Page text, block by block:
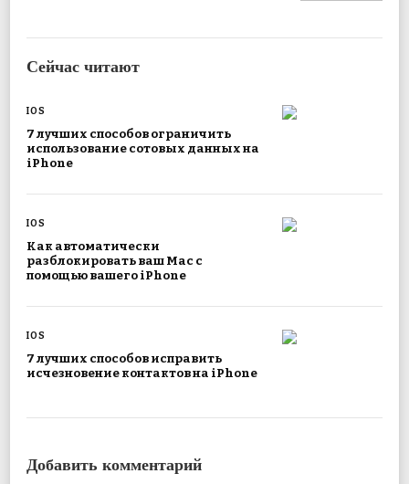
Сейчас читают
IOS
7 лучших способов ограничить
использование сотовых данных на
iPhone
IOS
Как автоматически
разблокировать ваш Mac с
помощью вашего iPhone
IOS
7 лучших способов исправить
исчезновение контактов на iPhone
Добавить комментарий